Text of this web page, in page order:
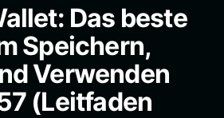
Das beste
Speichern,
Verwenden
(Leitfaden